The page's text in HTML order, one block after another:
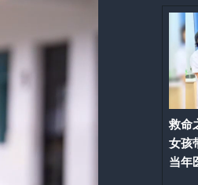
救命
女孩
当年